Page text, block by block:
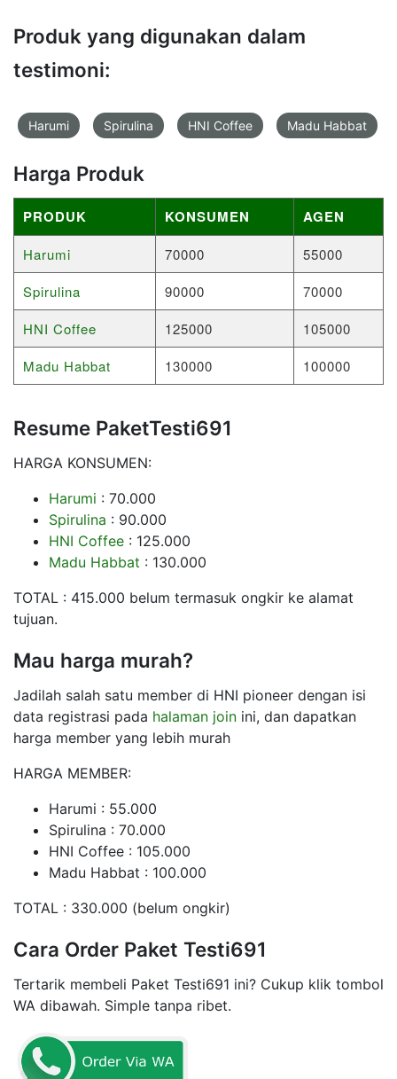
Produk yang digunakan dalam
testimoni:
Harumi Spirulina HNI Coffee Madu Habbat
Harga Produk
PRODUK KONSUMEN AGEN
Harumi 70000
55000
Spirulina
90000
70000
HNI Coffee
125000
105000
Madu Habbat
130000 100000
Resume PaketTesti691
HARGA KONSUMEN:
Harumi : 70.000
Spirulina : 90.000
HNI Coffee : 125.000
Madu Habbat : 130.000
TOTAL : 415.000 belum termasuk ongkir ke alamat
tujuan.
Mau harga murah?
Jadilah salah satu member di HNI pioneer dengan isi
data registrasi pada halaman join ini, dan dapatkan
harga member yang lebih murah
HARGA MEMBER:
Harumi : 55.000
Spirulina : 70.000
HNI Coffee : 105.000
Madu Habbat : 100.000
TOTAL : 330.000 (belum ongkir)
Cara Order Paket Testi691
Tertarik membeli Paket Testi691 ini? Cukup klik tombol
WA dibawah. Simple tanpa ribet.